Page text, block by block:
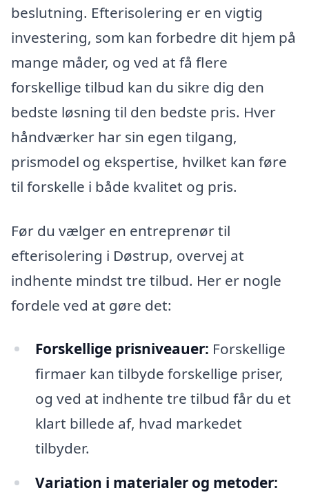
beslutning. Efterisolering er en vigtig
investering, som kan forbedre dit hjem på
mange måder, og ved at få flere
forskellige tilbud kan du sikre dig den
bedste løsning til den bedste pris. Hver
håndværker har sin egen tilgang,
prismodel og ekspertise, hvilket kan føre
til forskelle i både kvalitet og pris.
Før du vælger en entreprenør til
efterisolering i Døstrup, overvej at
indhente mindst tre tilbud. Her er nogle
fordele ved at gøre det:
Forskellige prisniveauer: Forskellige
firmaer kan tilbyde forskellige priser,
og ved at indhente tre tilbud får du et
klart billede af, hvad markedet
tilbyder.
Variation i materialer og metoder: